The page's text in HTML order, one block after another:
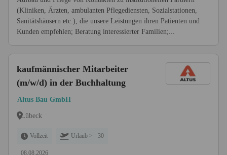
(Kliniken, Ärzten, ambulanten Pflegediensten, Sozialstationen,
Sanitätshäusern etc.), die unsere Leistungen ihren Patienten und
Kunden empfehlen; Beratung interessierter Familien;...
kaufmännischer Mitarbeiter
(m/w/d) in der Buchhaltung
Altus Bau GmbH
Lübeck
Vollzeit Urlaub >= 30
08.08.2026